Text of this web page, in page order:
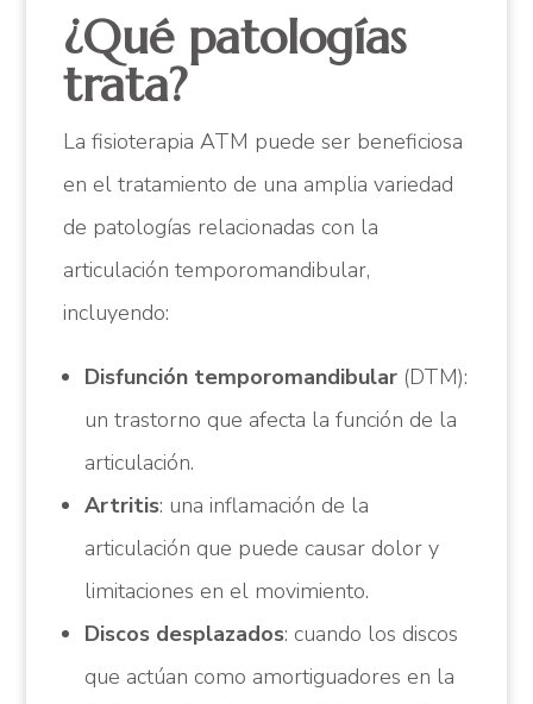
¿Qué patologías
trata?
La fisioterapia ATM puede ser beneficiosa
en el tratamiento de una amplia variedad
de patologías relacionadas con la
articulación temporomandibular,
incluyendo:
Disfunción temporomandibular (DTM):
un trastorno que afecta la función de la
articulación.
Artritis: una inflamación de la
articulación que puede causar dolor y
limitaciones en el movimiento.
Discos desplazados: cuando los discos
que actúan como amortiguadores en la